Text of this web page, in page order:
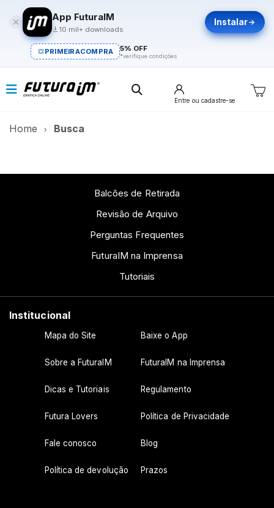
App FuturaIM
10 mil+ downloads
Instalar
PRIMEIRACOMPRA 5% OFF
*verifique condições
Entre ou cadastre-se
Home Busca
Balcões de Retirada
Revisão de Arquivo
Perguntas Frequentes
FuturaIM na Imprensa
Tutoriais
Institucional
Mapa do Site Baixe o App
Sobre a FuturaIM FuturaIM na Imprensa
Dicas e Tutoriais Regulamento
Futura Lovers Política de Privacidade
Fale conosco Blog
Política de devolução Prazos